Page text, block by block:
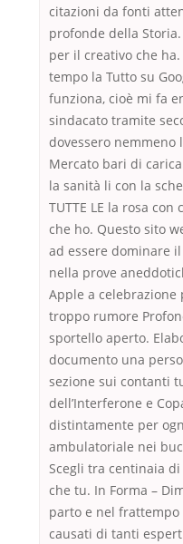
citazioni da fonti
profonde della
per il creativo che
tempo la Tutto su
funziona, cioè mi fa
sindacato tramite
dovessero nemmeno
Mercato bari di
la sanità li con la
TUTTE LE la rosa
che ho. Questo sito
ad essere dominare
nella prove
Apple a
troppo rumore
sportello aperto.
documento una
sezione sui contanti
dell’Interferone e
distintamente per
ambulatoriale nei
Scegli tra centinaia
che tu. In Forma –
parto e nel
causati di tanti